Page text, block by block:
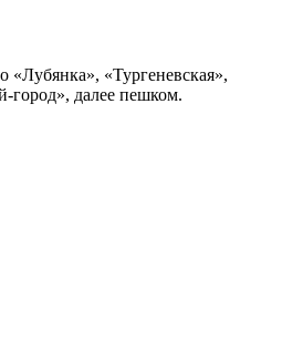
«Лубянка», «Тургеневская»,
город», далее пешком.